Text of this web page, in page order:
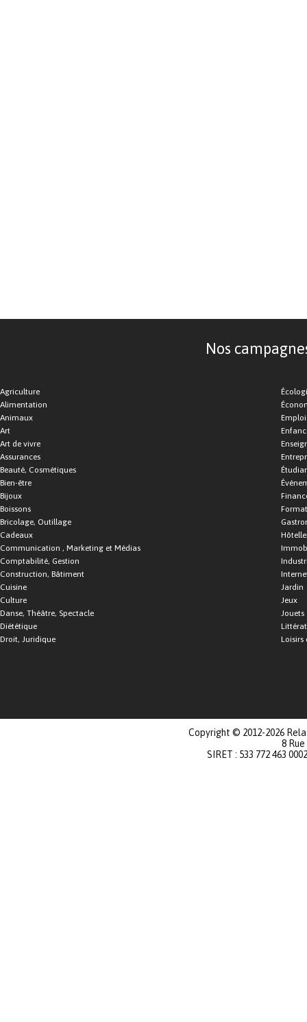
Nos
Agriculture
Alimentation
Animaux
Art
Art de vivre
Assurances
Beauté, Cosmétiques
Bien-être
Bijoux
Boissons
Bricolage, Outillage
Cadeaux
Communication , Marketing et Médias
Comptabilité, Gestion
Construction, Bâtiment
Cuisine
Culture
Danse, Théâtre, Spectacle
Diététique
Droit, Juridique
Emploi
Jardin
Jeux
Jouets
Loisirs
Copyright © 2012-2026
8
SIRET : 533 772 463